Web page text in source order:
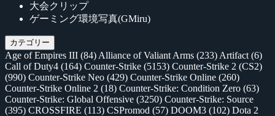
大会クリップ
ゲーミング環境写真(GMiru)
カテゴリー
Age of Empires III (84) Alliance of Valiant Arms (233) Artifact (6)
Call of Duty4 (164) Counter-Strike (5153) Counter-Strike 2 (CS2)
(990) Counter-Strike Neo (429) Counter-Strike Online (260)
Counter-Strike Online 2 (18) Counter-Strike: Condition Zero (63)
Counter-Strike: Global Offensive (3250) Counter-Strike: Source
(395) CROSSFIRE (113) CSPromod (57) DOOM3 (102) Dota 2